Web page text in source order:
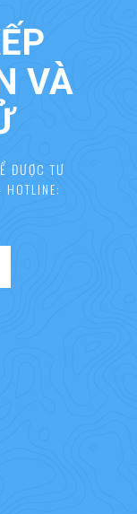
VÀ
ĐƯỢC TƯ